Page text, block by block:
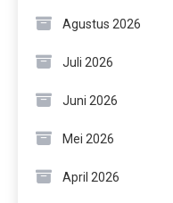
Agustus 2026
Juli 2026
Juni 2026
Mei 2026
April 2026